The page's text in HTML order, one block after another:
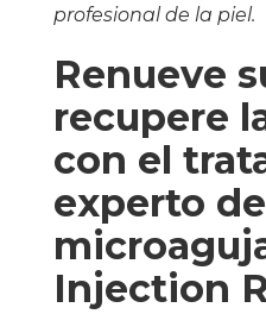
profesional de la piel.
Renueve
recupere
con el
experto de
Injection